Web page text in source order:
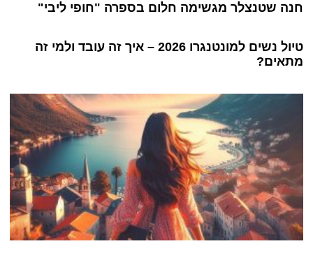
חנה שטנצלר מגשימה חלום בספרה "חופי ליבי"
טיול נשים למונטנגרו 2026 – איך זה עובד ולמי זה
מתאים?